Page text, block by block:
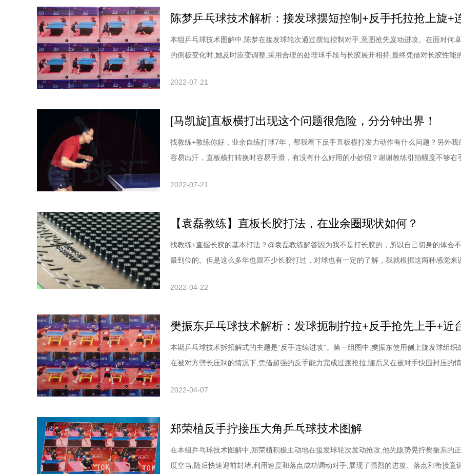
本组乒乓球技术图解中,陈梦在接发球轮次通过摆短控制对手,意图抢先岌动进攻。在面对何
的倒板变化时,她及时应变调整,采用合理的处理球手段与长胶展开相持,最终凭借对长胶性能
求如何摆短:微立板形,触球时迅速借力并制动如图,陈梦使用相对稳定的平站位处理接发球,因
2022-07-21
[马凯旋]直板横打出现这个问题很危险，分分钟出界！
找教练+教练你好，业余自练打球7年，帮我看下反手直板横打发力动作有什么问题？另外我
容易出汗，直板横打转换时容易手滑，有没有什么好用的小妙招？谢谢教练引拍幅度不够右
己琢磨，没有教练教过你，打成现在这个样子真就算说的过去了。当然，7年过长了。有一件
2022-07-21
【袁磊教练】直板长胶打法，在业余圈现状如何？
找教练+直握长胶的基本打法？@袁磊教练解答因为我不是打长胶的，所以自己切身的体会
最到位的。但是这么多年也跟不少长胶打过，对球也有一定的了解，我就根据这两种感觉来
度，有0.8的、1.0的、1.2的，这些种类不同，你要做的相应调节也不一样。现在只贴单面胶
2022-04-22
本期乒乓球技术拆招解式的主题是“反手连续进攻”。第一组图中,樊振东使用侧上旋发球组织
在被对方劈长压制的情况下,凭借超强的反手能力完成过渡抢拉,随后又在被对手快围封压的
为营”的战术思想。樊振东乒乓球技术解析：发球时如何抑制对方拧拉:靠旋转和落点破坏对方
2022-04-07
郑荣植反手拧接压大角乒乓球技术图解
在本组乒乓球技术图解中,郑荣植积极主动地在援发球轮次发动抢攻,他先販势晃拧樊振东的
度空当,随后快速迎前封堵,利用速度和落点成功调动对手,展现了强烈的进攻、落点和衔接意